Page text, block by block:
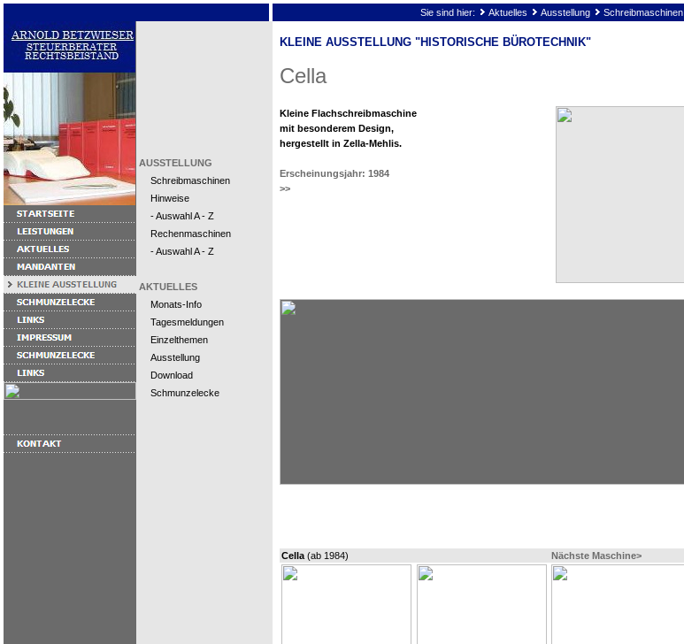
Sie sind hier: Aktuelles Ausstellung Schreibmaschinen
AUSSTELLUNG
Schreibmaschinen
Hinweise
- Auswahl A - Z
Rechenmaschinen
- Auswahl A - Z
AKTUELLES
Monats-Info
Tagesmeldungen
Einzelthemen
Ausstellung
Download
Schmunzelecke
KLEINE AUSSTELLUNG "HISTORISCHE BÜROTECHNIK"
Cella
Kleine Flachschreibmaschine
mit besonderem Design,
hergestellt in Zella-Mehlis.
Erscheinungsjahr: 1984
>>
Cella (ab 1984) Nächste Maschine>